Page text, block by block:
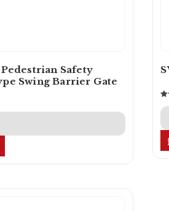
Safety
Swing Barrier Gate